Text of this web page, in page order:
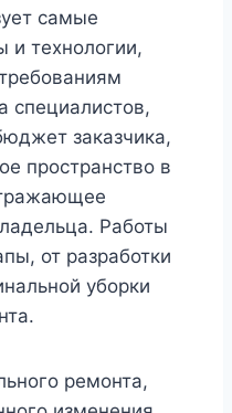
самые
и технологии,
специалистов,
заказчика,
пространство в
Работы
от разработки
уборки
ремонта,